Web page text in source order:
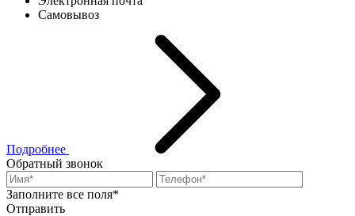
Самовывоз
Подробнее
Обратный звонок
Заполните все поля*
Отправить